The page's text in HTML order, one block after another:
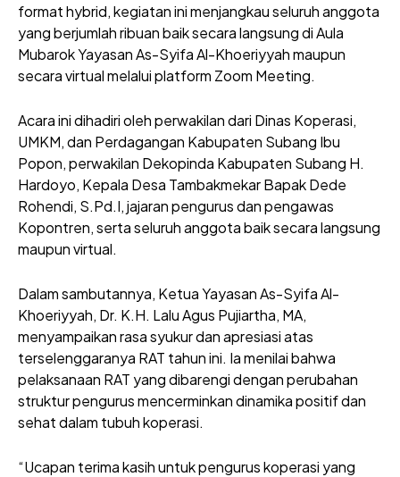
format hybrid, kegiatan ini menjangkau seluruh anggota
yang berjumlah ribuan baik secara langsung di Aula
Mubarok Yayasan As-Syifa Al-Khoeriyyah maupun
secara virtual melalui platform Zoom Meeting.
Acara ini dihadiri oleh perwakilan dari Dinas Koperasi,
UMKM, dan Perdagangan Kabupaten Subang Ibu
Popon, perwakilan Dekopinda Kabupaten Subang H.
Hardoyo, Kepala Desa Tambakmekar Bapak Dede
Rohendi, S.Pd.I, jajaran pengurus dan pengawas
Kopontren, serta seluruh anggota baik secara langsung
maupun virtual.
Dalam sambutannya, Ketua Yayasan As-Syifa Al-
Khoeriyyah, Dr. K.H. Lalu Agus Pujiartha, MA,
menyampaikan rasa syukur dan apresiasi atas
terselenggaranya RAT tahun ini. Ia menilai bahwa
pelaksanaan RAT yang dibarengi dengan perubahan
struktur pengurus mencerminkan dinamika positif dan
sehat dalam tubuh koperasi.
“Ucapan terima kasih untuk pengurus koperasi yang